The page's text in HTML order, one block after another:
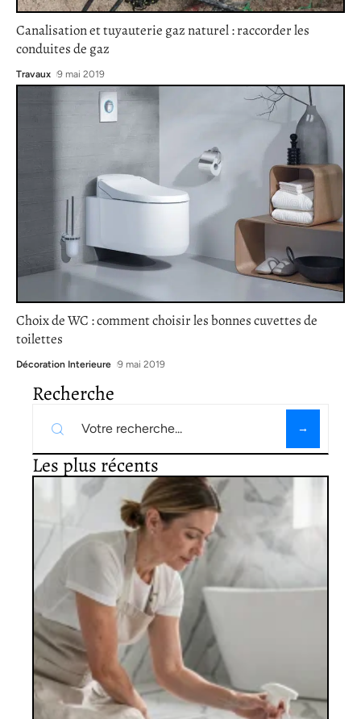
Canalisation et tuyauterie gaz naturel : raccorder les
conduites de gaz
Travaux 9 mai 2019
Choix de WC : comment choisir les bonnes cuvettes de
toilettes
Décoration Interieure 9 mai 2019
Recherche
Les plus récents